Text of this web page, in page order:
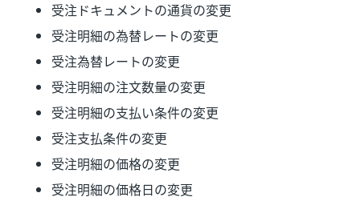
受注ドキュメントの通貨の変更
受注明細の為替レートの変更
受注為替レートの変更
受注明細の注文数量の変更
受注明細の支払い条件の変更
受注支払条件の変更
受注明細の価格の変更
受注明細の価格日の変更